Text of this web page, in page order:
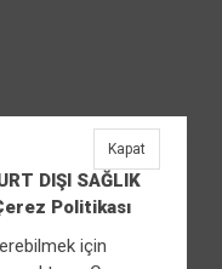
YURT DIŞI
DIŞI SAĞLIK
Politikası
için
Kapat